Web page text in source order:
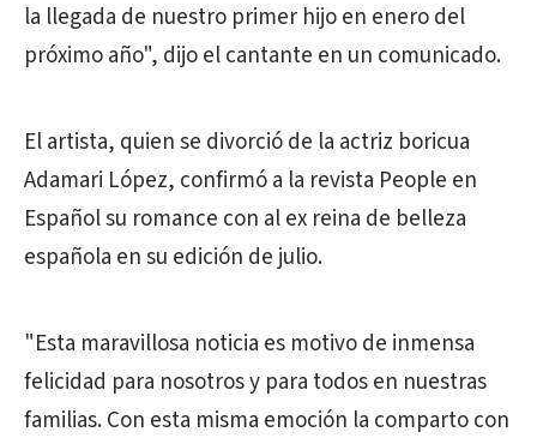
la llegada de nuestro primer hijo en enero del
próximo año", dijo el cantante en un comunicado.
El artista, quien se divorció de la actriz boricua
Adamari López, confirmó a la revista People en
Español su romance con al ex reina de belleza
española en su edición de julio.
"Esta maravillosa noticia es motivo de inmensa
felicidad para nosotros y para todos en nuestras
familias. Con esta misma emoción la comparto con